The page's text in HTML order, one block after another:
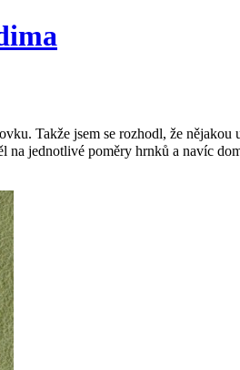
Takže jsem se rozhodl, že
na jednotlivé poměry hrnků a navíc